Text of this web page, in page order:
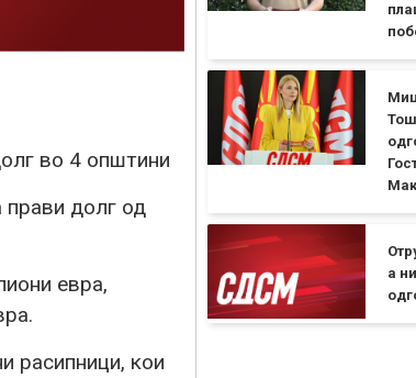
во 4 општини
долг од
евра,
расипници, кои
а